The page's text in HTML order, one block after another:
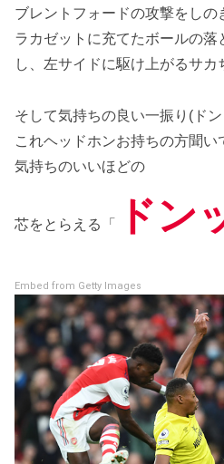
ブレントフォードの攻撃をしの
ラカゼットに充てたボールの落
し、左サイドに駆け上がるサカ
そして気持ちの良い一振り(ド
これヘッドホンお持ちの方聞い
気持ちのいいほどの
芯をとらえる「 ドン
Embed from Getty Images